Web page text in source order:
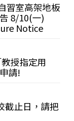
習室高架地板
8/10(一)
Notice
授指定用
請!
截止日，請把